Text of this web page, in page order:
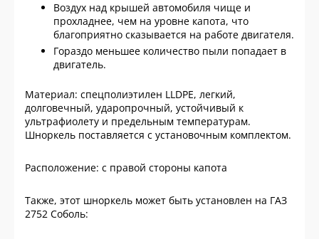
Воздух над крышей автомобиля чище и
прохладнее, чем на уровне капота, что
благоприятно сказывается на работе двигателя.
Гораздо меньшее количество пыли попадает в
двигатель.
Материал: спецполиэтилен LLDPE, легкий,
долговечный, ударопрочный, устойчивый к
ультрафиолету и предельным температурам.
Шноркель поставляется с установочным комплектом.
Расположение: с правой стороны капота
Также, этот шноркель может быть установлен на ГАЗ
2752 Соболь: